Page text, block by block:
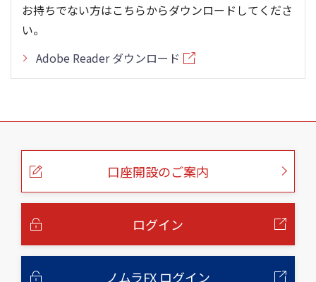
お持ちでない方はこちらからダウンロードしてくださ
い。
Adobe Reader ダウンロード
こ
口座開設のご案内
ログイン
ノムラFX ログイン